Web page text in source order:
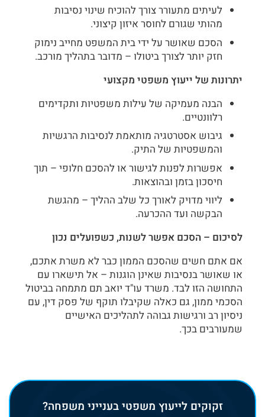
לעיתים מתעורר צורך להוכיח שינוי נסיבות
מהותי שגורם לחוסר איזון קיצוני.
הסכם שאושר על ידי בית המשפט מחייב נימוק
חזק יותר לצורך ביטולו – מדובר בתהליך מורכב.
יתרונות של ייעוץ משפטי מקצועי
הבנה מעמיקה של עילות משפטיות ותקדימים
רלוונטיים.
גיבוש אסטרטגיה מותאמת לנסיבות הרגשיות
והמשפטיות של התיק.
אפשרות לפנות לגישור או להסכם חלופי – תוך
חיסכון בזמן ובהוצאות.
ליווי מדויק לאורך כל שלב ההליך – מהגשת
הבקשה ועד ההכרעה.
לסיכום – הסכם אפשר לשנות, כשפועלים נכון
אם אתם חשים שהסכם הממון כבר לא משרת אתכם,
או שאושר בנסיבות שאינן הוגנות – אל תישארו עם
התחושה הזו לבד. משרד עו"ד יואב תם מתמחה בביטול
הסכמי ממון, גם כאלה שקיבלו תוקף של פסק דין, עם
ניסיון רב ורגישות גבוהה לתהליכים האישיים
שמעורבים בכך.
זקוקים לייעוץ משפטי בענייני משפחה?